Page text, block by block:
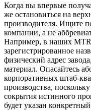
Когда вы впервые
же остановиться на
производителя. Ищите
компании, а не
Например, в наших MTR
зарегистрированное
физический адрес
материал. Опасайтесь
корпоративных штаб-
производства,
сокрытия истинного
будет указан